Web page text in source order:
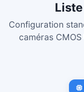
Configuration
caméras